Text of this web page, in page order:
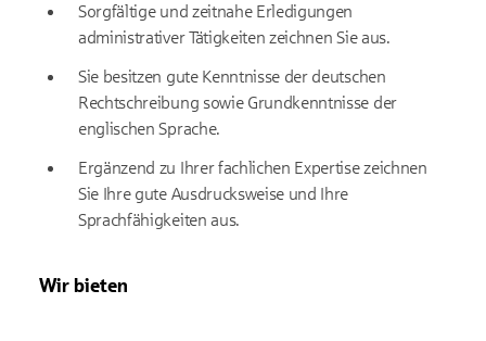
Sorgfältige und zeitnahe Erledigungen
administrativer Tätigkeiten zeichnen Sie aus.
Sie besitzen gute Kenntnisse der deutschen
Rechtschreibung sowie Grundkenntnisse der
englischen Sprache.
Ergänzend zu Ihrer fachlichen Expertise zeichnen
Sie Ihre gute Ausdrucksweise und Ihre
Sprachfähigkeiten aus.
Wir bieten